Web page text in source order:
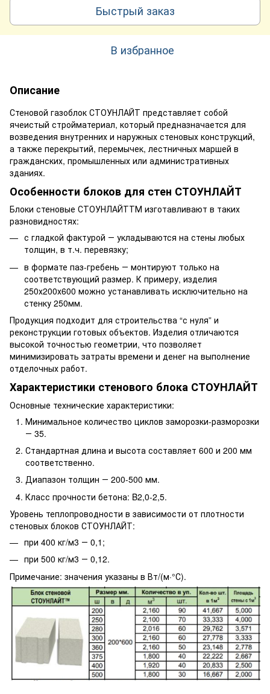
Быстрый заказ
В избранное
Описание
Стеновой газоблок СТОУНЛАЙТ представляет собой
ячеистый стройматериал, который предназначается для
возведения внутренних и наружных стеновых конструкций,
а также перекрытий, перемычек, лестничных маршей в
гражданских, промышленных или административных
зданиях.
Особенности блоков для стен СТОУНЛАЙТ
Блоки стеновые СТОУНЛАЙТТМ изготавливают в таких
разновидностях:
с гладкой фактурой ― укладываются на стены любых
толщин, в т.ч. перевязку;
в формате паз-гребень ― монтируют только на
соответствующий размер. К примеру, изделия
250х200х600 можно устанавливать исключительно на
стенку 250мм.
Продукция подходит для строительства “с нуля” и
реконструкции готовых объектов. Изделия отличаются
высокой точностью геометрии, что позволяет
минимизировать затраты времени и денег на выполнение
отделочных работ.
Характеристики стенового блока СТОУНЛАЙТ
Основные технические характеристики:
Минимальное количество циклов заморозки-разморозки
― 35.
Стандартная длина и высота составляет 600 и 200 мм
соответственно.
Диапазон толщин ― 200-500 мм.
Класс прочности бетона: B2,0-2,5.
Уровень теплопроводности в зависимости от плотности
стеновых блоков СТОУНЛАЙТ:
при 400 кг/м3 ― 0,1;
при 500 кг/м3 ― 0,12.
Примечание: значения указаны в Вт/(м·°С).